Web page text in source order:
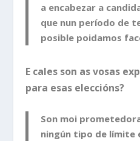
a encabezar a
que nun período de
posible poidamos
E cales son as vosas
para esas eleccións?
Son moi
ningún tipo de límite